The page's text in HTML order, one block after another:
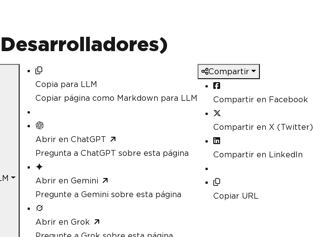
Copia para LLM
Copiar página como Markdown para LLM
Abrir en ChatGPT
Pregunta a ChatGPT sobre esta página
Abrir en Gemini
Pregunte a Gemini sobre esta página
Abrir en Grok
Compartir
Compartir en Facebook
Compartir en X (Twitter)
Compartir en LinkedIn
Copiar URL